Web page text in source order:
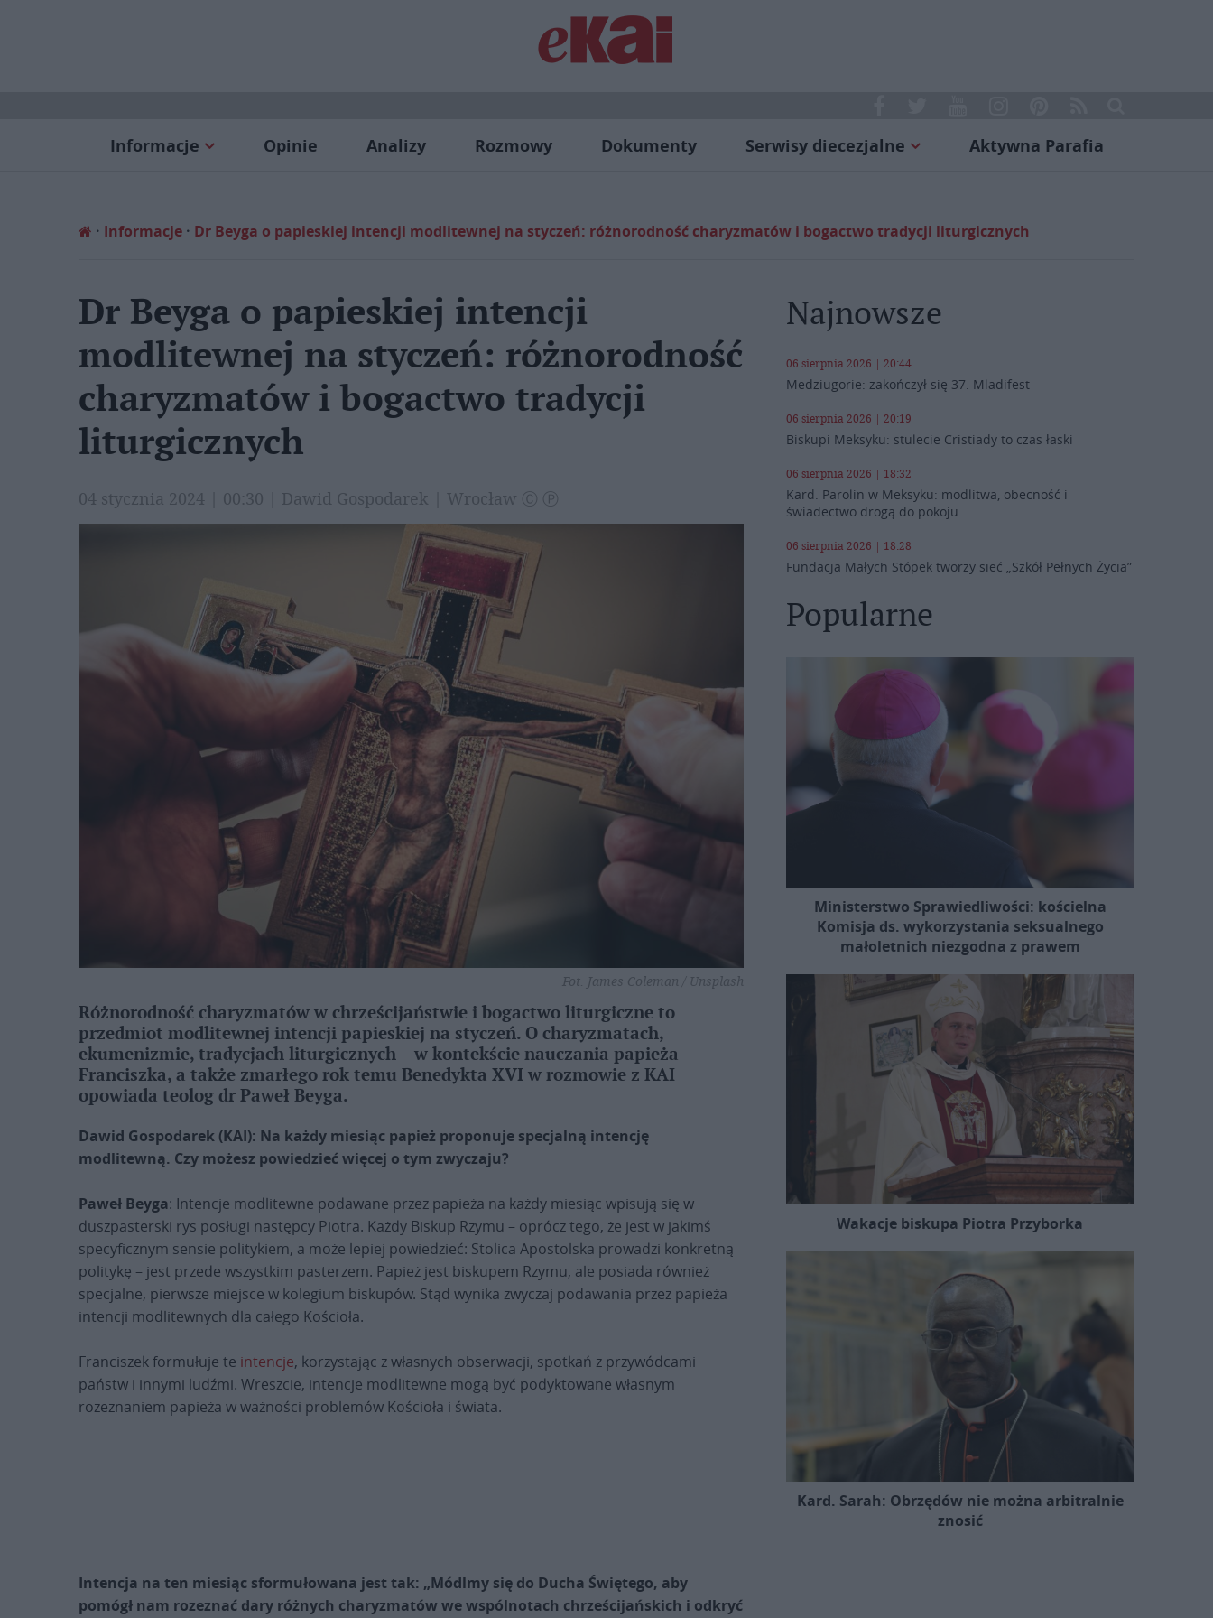
Informacje Opinie Analizy Rozmowy Dokumenty Serwisy diecezjalne Aktywna Parafia
Informacje Dr Beyga o papieskiej intencji modlitewnej na styczeń: różnorodność charyzmatów i bogactwo tradycji liturgicznych
Dr Beyga o papieskiej intencji
modlitewnej na styczeń: różnorodność
charyzmatów i bogactwo tradycji
liturgicznych
04 stycznia 2024 | 00:30 | Dawid Gospodarek | Wrocław Ⓒ Ⓟ
Fot. James Coleman / Unsplash
Różnorodność charyzmatów w chrześcijaństwie i bogactwo liturgiczne to
przedmiot modlitewnej intencji papieskiej na styczeń. O charyzmatach,
ekumenizmie, tradycjach liturgicznych – w kontekście nauczania papieża
Franciszka, a także zmarłego rok temu Benedykta XVI w rozmowie z KAI
opowiada teolog dr Paweł Beyga.
Dawid Gospodarek (KAI): Na każdy miesiąc papież proponuje specjalną intencję
modlitewną. Czy możesz powiedzieć więcej o tym zwyczaju?
Paweł Beyga: Intencje modlitewne podawane przez papieża na każdy miesiąc wpisują się w
duszpasterski rys posługi następcy Piotra. Każdy Biskup Rzymu – oprócz tego, że jest w jakimś
specyficznym sensie politykiem, a może lepiej powiedzieć: Stolica Apostolska prowadzi konkretną
politykę – jest przede wszystkim pasterzem. Papież jest biskupem Rzymu, ale posiada również
specjalne, pierwsze miejsce w kolegium biskupów. Stąd wynika zwyczaj podawania przez papieża
intencji modlitewnych dla całego Kościoła.
Franciszek formułuje te intencje, korzystając z własnych obserwacji, spotkań z przywódcami
państw i innymi ludźmi. Wreszcie, intencje modlitewne mogą być podyktowane własnym
rozeznaniem papieża w ważności problemów Kościoła i świata.
Intencja na ten miesiąc sformułowana jest tak: „Módlmy się do Ducha Świętego, aby
pomógł nam rozeznać dary różnych charyzmatów we wspólnotach chrześcijańskich i odkryć
Najnowsze
06 sierpnia 2026 | 20:44
Medziugorie: zakończył się 37. Mladifest
06 sierpnia 2026 | 20:19
Biskupi Meksyku: stulecie Cristiady to czas łaski
06 sierpnia 2026 | 18:32
Kard. Parolin w Meksyku: modlitwa, obecność i
świadectwo drogą do pokoju
06 sierpnia 2026 | 18:28
Fundacja Małych Stópek tworzy sieć „Szkół Pełnych Życia”
Popularne
Ministerstwo Sprawiedliwości: kościelna
Komisja ds. wykorzystania seksualnego
małoletnich niezgodna z prawem
Wakacje biskupa Piotra Przyborka
Kard. Sarah: Obrzędów nie można arbitralnie
znosić